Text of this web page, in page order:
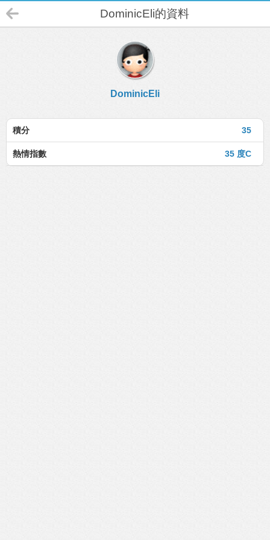
DominicEli的資料
DominicEli
35
積分
35 度C
熱情指數